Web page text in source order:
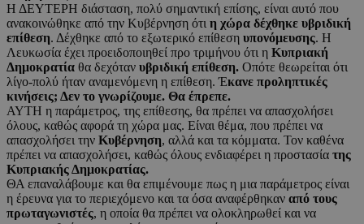
Η ΔΕΥΤΕΡΗ διάσταση, πολύ σημαντική επίσης, είναι αυτό που
ανακοινώθηκε από την Κυβέρνηση ότι η χώρα δέχθηκε υβριδική
επίθεση. Δέχθηκε από το εξωτερικό επίθεση υπονόμευσης. Η
Λευκωσία έχει προειδοποιηθεί προ τριμήνου ότι η Κυπριακή
Δημοκρατία θα δεχόταν υβριδική επίθεση. Οπότε θεωρείται ότι
λίγο-πολύ ήταν αναμενόμενη η επίθεση. Έκανε προληπτικές
κινήσεις; Δεν το γνωρίζουμε. Θα έπρεπε.
ΑΥΤΗ η παράμετρος, της επίθεσης, θα πρέπει να απασχολήσει
όλους, καθώς αφορά τη χώρα μας. Είναι θέμα, που πρέπει να
απασχολήσει την Κυβέρνηση, αλλά και τα κόμματα. Τον καθένα
πρέπει να απασχολήσει, καθώς όλους ενδιαφέρει η προστασία της
Κυπριακής Δημοκρατίας.
ΘΑ επαναλάβουμε και θα επιμένουμε πως η μια παράμετρος είναι
η έρευνα για το περιεχόμενο και τα όσα αναφέρθηκαν από τους
πρωταγωνιστές, η οποία θα πρέπει να ολοκληρωθεί και να